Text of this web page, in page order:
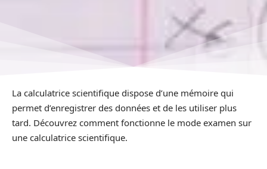
La calculatrice scientifique dispose d’une mémoire qui
permet d’enregistrer des données et de les utiliser plus
tard. Découvrez comment fonctionne le mode examen sur
une calculatrice scientifique.